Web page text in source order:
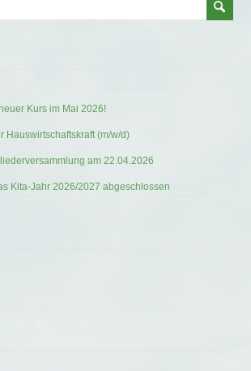
Kurs im Mai 2026!
Hauswirtschaftskraft (m/w/d)
am 22.04.2026
Kita-Jahr 2026/2027 abgeschlossen